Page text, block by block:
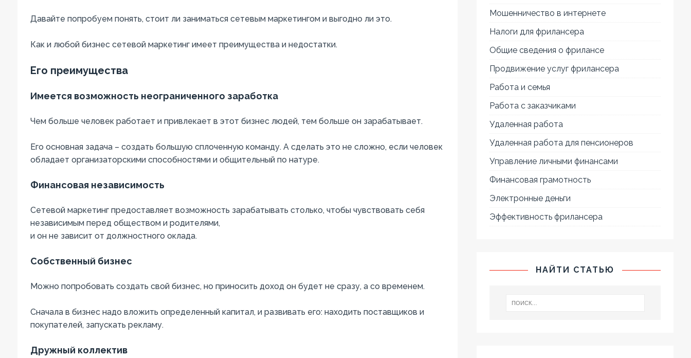
Давайте попробуем понять, стоит ли заниматься сетевым маркетингом и выгодно ли это.
Как и любой бизнес сетевой маркетинг имеет преимущества и недостатки.
Его преимущества
Имеется возможность неограниченного заработка
Чем больше человек работает и привлекает в этот бизнес людей, тем больше он зарабатывает.
Его основная задача – создать большую сплоченную команду. А сделать это не сложно, если человек
обладает организаторскими способностями и общительный по натуре.
Финансовая независимость
Сетевой маркетинг предоставляет возможность зарабатывать столько, чтобы чувствовать себя
независимым перед обществом и родителями,
и он не зависит от должностного оклада.
Собственный бизнес
Можно попробовать создать свой бизнес, но приносить доход он будет не сразу, а со временем.
Сначала в бизнес надо вложить определенный капитал, и развивать его: находить поставщиков и
покупателей, запускать рекламу.
Дружный коллектив
Мошенничество в интернете
Налоги для фрилансера
Общие сведения о фрилансе
Продвижение услуг фрилансера
Работа и семья
Работа с заказчиками
Удаленная работа
Удаленная работа для пенсионеров
Управление личными финансами
Финансовая грамотность
Электронные деньги
Эффективность фрилансера
НАЙТИ СТАТЬЮ